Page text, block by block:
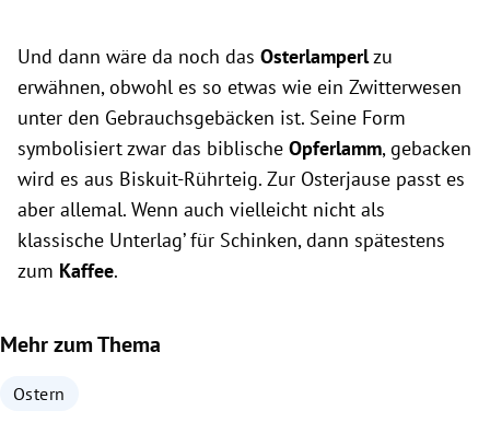
Und dann wäre da noch das Osterlamperlzu
erwähnen, obwohl es so etwas wie ein Zwitterwesen
unter den Gebrauchsgebäcken ist. Seine Form
symbolisiert zwar das biblische Opferlamm, gebacken
wird es aus Biskuit-Rührteig. Zur Osterjause passt es
aber allemal. Wenn auch vielleicht nicht als
klassische Unterlag’ für Schinken, dann spätestens
zum Kaffee.
Mehr zum Thema
Ostern